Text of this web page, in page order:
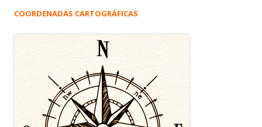
COORDENADAS CARTOGRÁFICAS